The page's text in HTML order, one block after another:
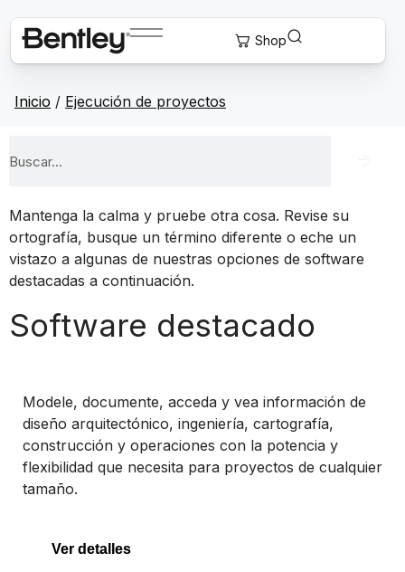
Inicio / Ejecución de proyectos
Mantenga la calma y pruebe otra cosa. Revise su
ortografía, busque un término diferente o eche un
vistazo a algunas de nuestras opciones de software
destacadas a continuación.
Software destacado
MicroStation
Modele, documente, acceda y vea información de
diseño arquitectónico, ingeniería, cartografía,
construcción y operaciones con la potencia y
flexibilidad que necesita para proyectos de cualquier
tamaño.
Ver detalles